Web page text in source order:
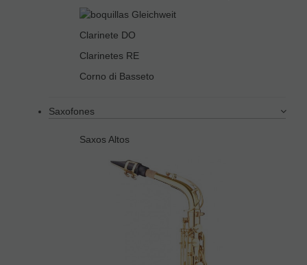
Clarinete DO
Clarinetes RE
Corno di Basseto
Saxofones
Saxos Altos